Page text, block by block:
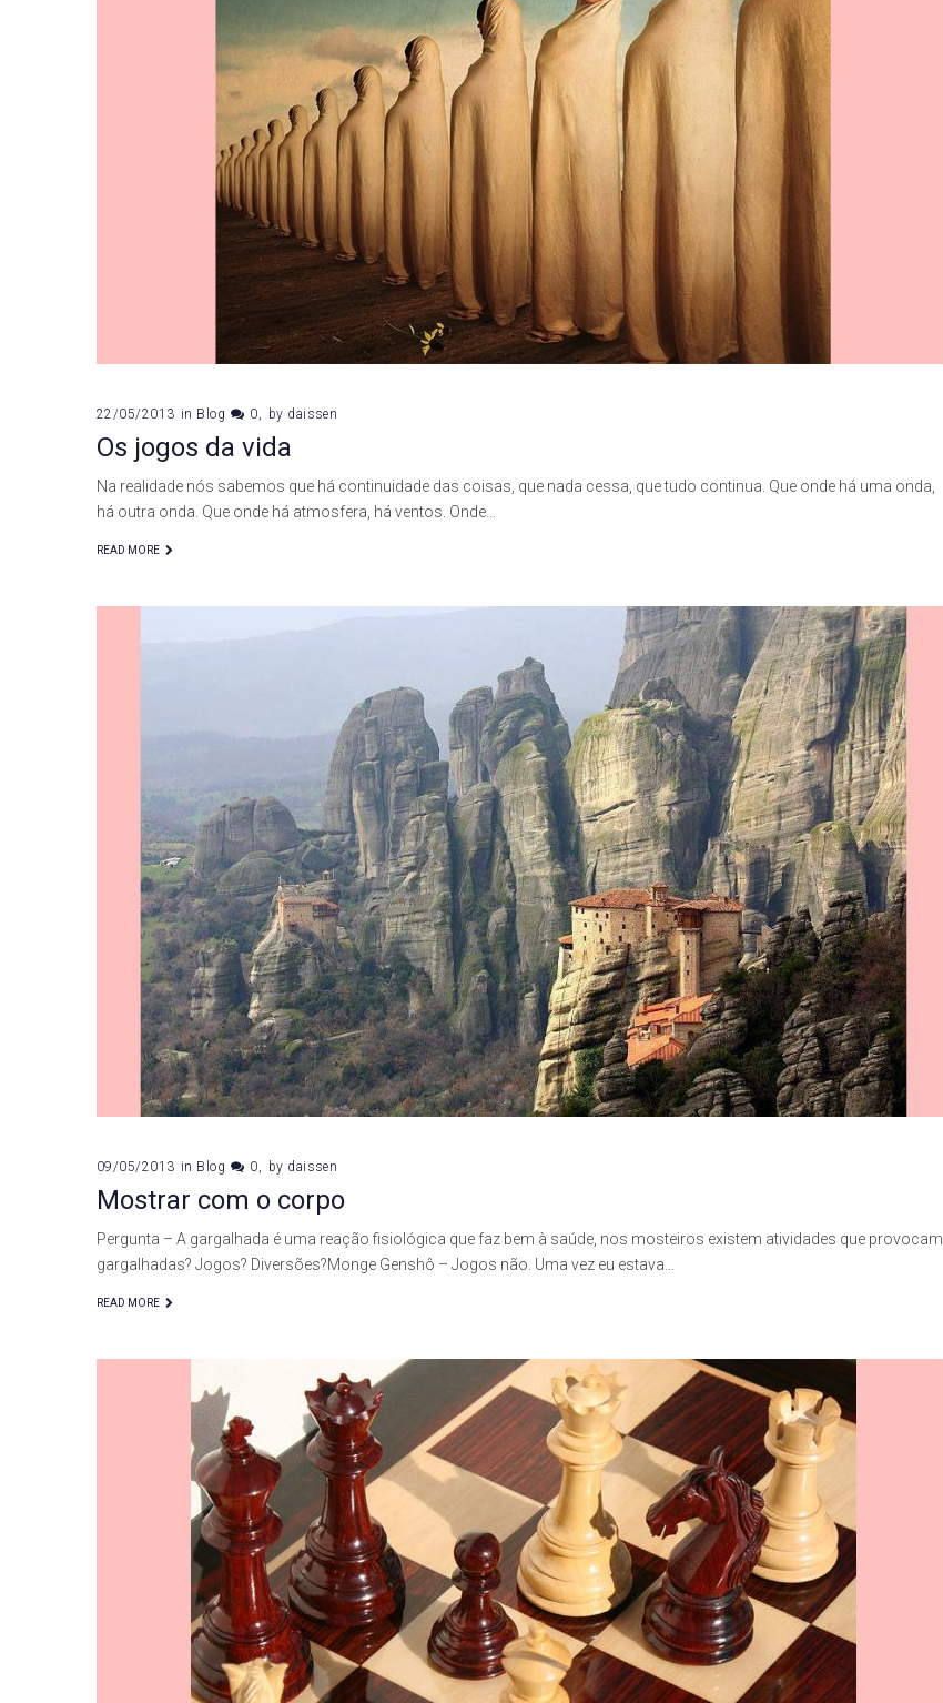
22/05/2013 in Blog 0 by daissen
Os jogos da vida
Na realidade nós sabemos que há continuidade das coisas, que nada cessa, que tudo continua. Que onde há uma onda,
há outra onda. Que onde há atmosfera, há ventos. Onde…
READ MORE
09/05/2013 in Blog 0 by daissen
Mostrar com o corpo
Pergunta – A gargalhada é uma reação fisiológica que faz bem à saúde, nos mosteiros existem atividades que provocam
gargalhadas? Jogos? Diversões?Monge Genshô – Jogos não. Uma vez eu estava…
READ MORE